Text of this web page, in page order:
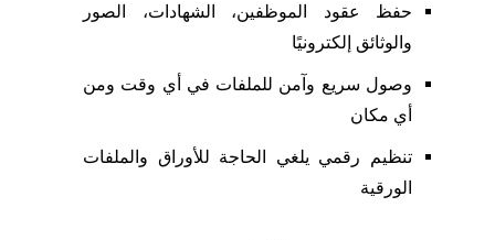
حفظ عقود الموظفين، الشهادات، الصور
والوثائق إلكترونيًا
وصول سريع وآمن للملفات في أي وقت ومن
أي مكان
تنظيم رقمي يلغي الحاجة للأوراق والملفات
الورقية